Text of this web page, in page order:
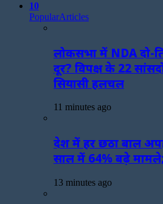
10
PopularArticles
लोकसभा में NDA दो-
दूर? विपक्ष के 22
सियासी हलचल
11 minutes ago
देश में हर छठा बाल
साल में 64% बढ़े
13 minutes ago